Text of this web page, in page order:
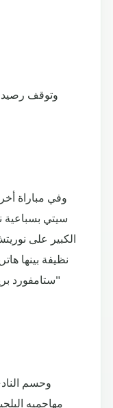
وفي مباراة
سيتي بسباعية
الكبير على
نظيفة بينها
"ستامفورد
وحسم
مهاجميه